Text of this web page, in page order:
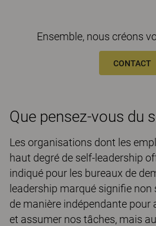
Ensemble, nous créons
CONTACT
Que pensez-vous du
Les organisations dont les
haut degré de self-leadership
indiqué pour les bureaux de
leadership marqué signifie
de manière indépendante
et assumer nos tâches, mais